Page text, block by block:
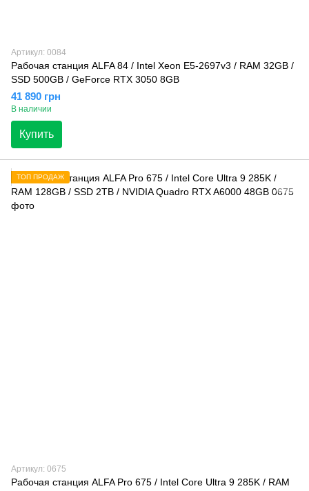
Артикул: 0084
Рабочая станция ALFA 84 / Intel Xeon E5-2697v3 / RAM 32GB /
SSD 500GB / GeForce RTX 3050 8GB
41 890 грн
В наличии
Купить
ТОП ПРОДАЖ
Артикул: 0675
Рабочая станция ALFA Pro 675 / Intel Core Ultra 9 285K / RAM